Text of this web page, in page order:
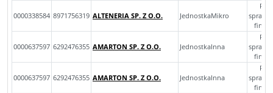
0000338584 8971756319 ALTENERIA SP. Z O.O. JednostkaMikro
0000637597 6292476355 AMARTON SP. Z O.O. JednostkaInna
0000637597 6292476355 AMARTON SP. Z O.O. JednostkaInna